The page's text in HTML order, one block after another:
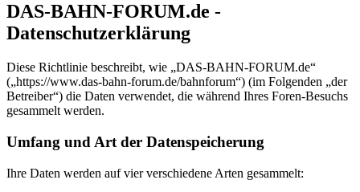
DAS-BAHN-FORUM.de -
Datenschutzerklärung
Diese Richtlinie beschreibt, wie „DAS-BAHN-FORUM.de“
(„https://www.das-bahn-forum.de/bahnforum“) (im Folgenden „der
Betreiber“) die Daten verwendet, die während Ihres Foren-Besuchs
gesammelt werden.
Umfang und Art der Datenspeicherung
Ihre Daten werden auf vier verschiedene Arten gesammelt: